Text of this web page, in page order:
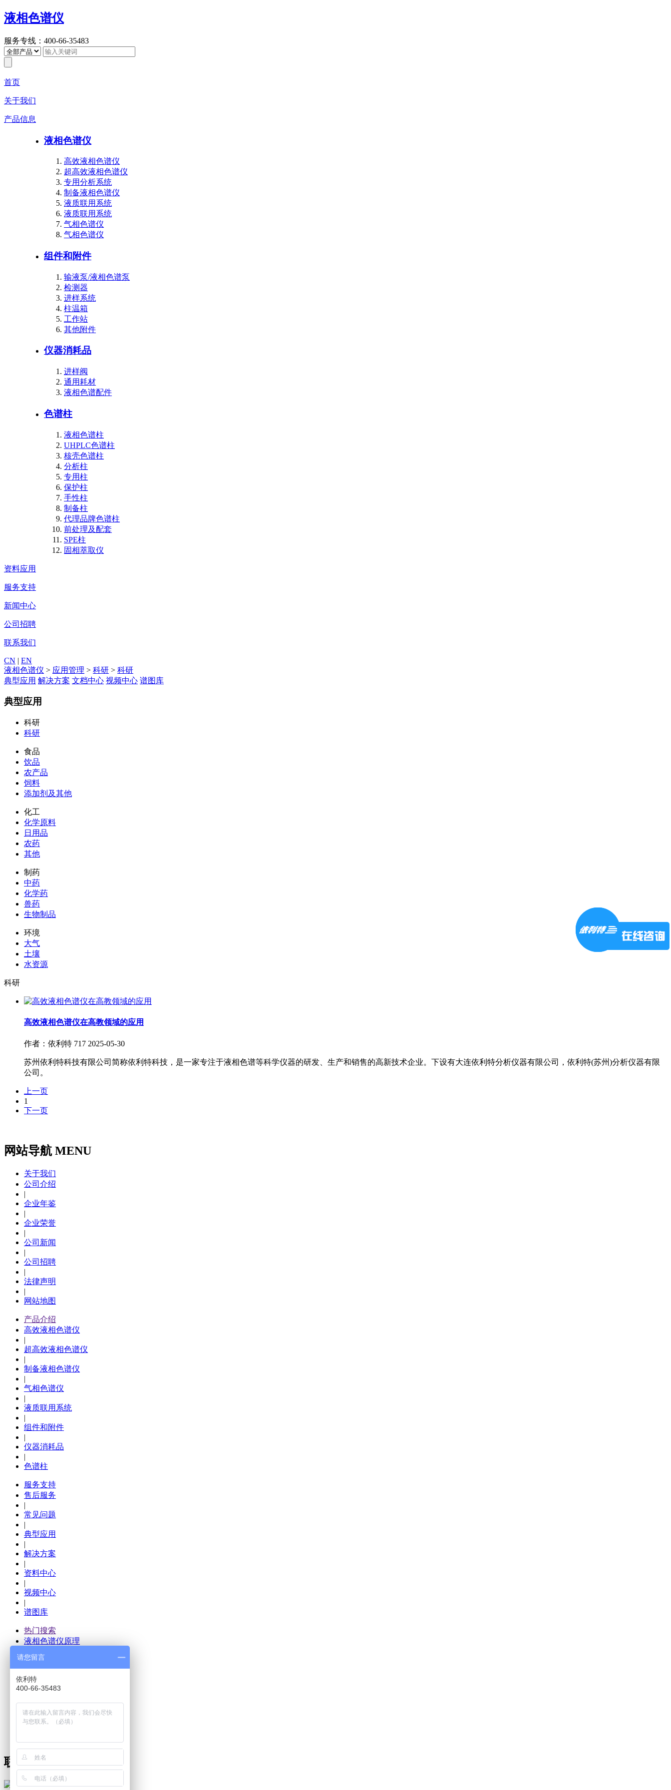
液相色谱仪
服务专线：400-66-35483
首页
关于我们
产品信息
液相色谱仪
高效液相色谱仪
超高效液相色谱仪
专用分析系统
制备液相色谱仪
液质联用系统
液质联用系统
气相色谱仪
气相色谱仪
组件和附件
输液泵/液相色谱泵
检测器
进样系统
柱温箱
工作站
其他附件
仪器消耗品
进样阀
通用耗材
液相色谱配件
色谱柱
液相色谱柱
UHPLC色谱柱
核壳色谱柱
分析柱
专用柱
保护柱
手性柱
制备柱
代理品牌色谱柱
前处理及配套
SPE柱
固相萃取仪
资料应用
服务支持
新闻中心
公司招聘
联系我们
CN | EN
液相色谱仪 > 应用管理 > 科研 > 科研
典型应用 解决方案 文档中心 视频中心 谱图库
典型应用
科研
科研
食品
饮品
农产品
饲料
添加剂及其他
化工
化学原料
日用品
农药
其他
制药
中药
化学药
兽药
生物制品
环境
大气
土壤
水资源
科研
高效液相色谱仪在高教领域的应用
作者：依利特 717 2025-05-30
苏州依利特科技有限公司简称依利特科技，是一家专注于液相色谱等科学仪器的研发、生产和销售的高新技术企业。下设有大连依利特分析仪器有限公司，依利特(苏州)分析仪器有限
公司。
上一页
1
下一页
网站导航 MENU
关于我们
公司介绍
|
企业年鉴
|
企业荣誉
|
公司新闻
|
公司招聘
|
法律声明
|
网站地图
产品介绍
高效液相色谱仪
|
超高效液相色谱仪
|
制备液相色谱仪
|
气相色谱仪
|
液质联用系统
|
组件和附件
|
仪器消耗品
|
色谱柱
服务支持
售后服务
|
常见问题
|
典型应用
|
解决方案
|
资料中心
|
视频中心
|
谱图库
热门搜索
液相色谱仪原理
液相色谱仪操作
|
液相色谱仪结构
|
|
液相色谱仪作用
联系方式 CONTACT
请您留言
依利特
400-66-35483